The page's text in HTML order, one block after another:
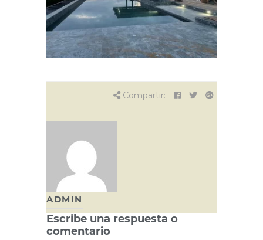
Compartir:
ADMIN
Escribe una respuesta o
comentario